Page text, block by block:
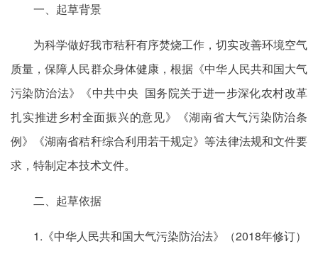
一、起草背景
为科学做好我市秸秆有序焚烧工作，切实改善环境空气
质量，保障人民群众身体健康，根据《中华人民共和国大气
污染防治法》《中共中央 国务院关于进一步深化农村改革
扎实推进乡村全面振兴的意见》《湖南省大气污染防治条
例》《湖南省秸秆综合利用若干规定》等法律法规和文件要
求，特制定本技术文件。
二、起草依据
1.《中华人民共和国大气污染防治法》（2018年修订）